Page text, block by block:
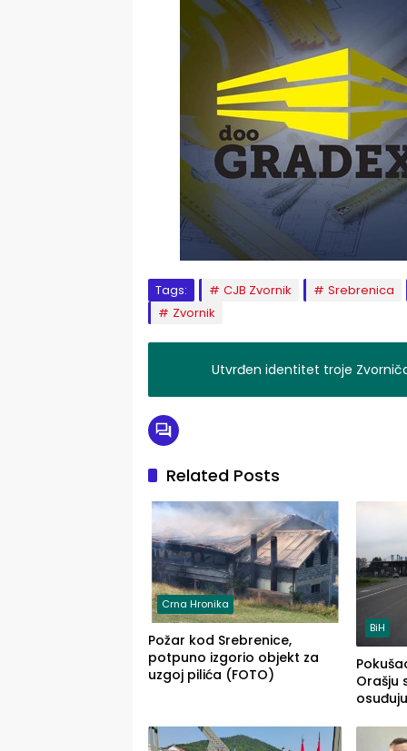
Tags: CJB Zvornik
Srebrenica
Zvornik
Utvrđen identitet troje
Related Posts
Crna Hronika
Požar kod Srebrenice,
potpuno izgorio objekt za
uzgoj pilića (FOTO)
BiH
Orašju